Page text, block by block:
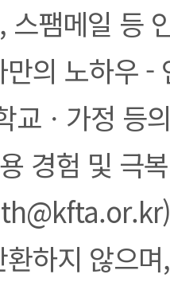
스팸메일 등
의 노하우 -
교ㆍ가정 등
경험 및 극
하지 않으